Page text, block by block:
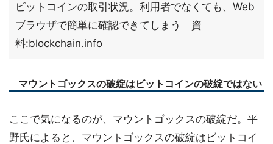
ビットコインの取引状況。利用者でなくても、Web
ブラウザで簡単に確認できてしまう 資
料:blockchain.info
マウントゴックスの破綻はビットコインの破綻ではない
ここで気になるのが、マウントゴックスの破綻だ。平
野氏によると、マウントゴックスの破綻はビットコイ